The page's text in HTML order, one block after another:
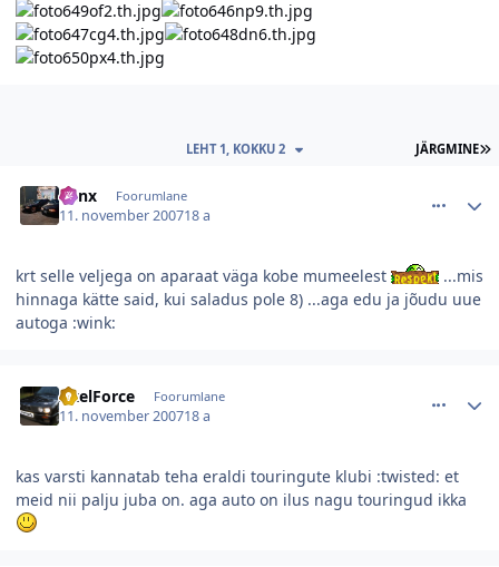
JÄRGMINE
LEHT 1, KOKKU 2
Renx Foorumlane
11. november 200718 a
krt selle veljega on aparaat väga kobe mumeelest
...mis
hinnaga kätte said, kui saladus pole 8) ...aga edu ja jõudu uue
autoga :wink:
AxelForce Foorumlane
11. november 200718 a
kas varsti kannatab teha eraldi touringute klubi :twisted: et
meid nii palju juba on. aga auto on ilus nagu touringud ikka